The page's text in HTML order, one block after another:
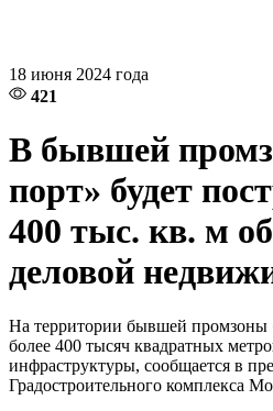
18 июня 2024 года
421
В бывшей
порт» будет
400 тыс. кв. м
деловой
На территории бывшей
более 400 тысяч квадратных
инфраструктуры, сообщается в
Градостроительного комплекса